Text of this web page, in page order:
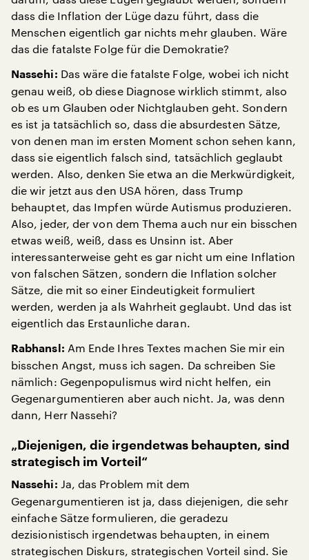
dass die Inflation der Lüge dazu führt, dass die
Menschen eigentlich gar nichts mehr glauben. Wäre
das die fatalste Folge für die Demokratie?
Nassehi: Das wäre die fatalste Folge, wobei ich nicht
genau weiß, ob diese Diagnose wirklich stimmt, also
ob es um Glauben oder Nichtglauben geht. Sondern
es ist ja tatsächlich so, dass die absurdesten Sätze,
von denen man im ersten Moment schon sehen kann,
dass sie eigentlich falsch sind, tatsächlich geglaubt
werden. Also, denken Sie etwa an die Merkwürdigkeit,
die wir jetzt aus den USA hören, dass Trump
behauptet, das Impfen würde Autismus produzieren.
Also, jeder, der von dem Thema auch nur ein bisschen
etwas weiß, weiß, dass es Unsinn ist. Aber
interessanterweise geht es gar nicht um eine Inflation
von falschen Sätzen, sondern die Inflation solcher
Sätze, die mit so einer Eindeutigkeit formuliert
werden, werden ja als Wahrheit geglaubt. Und das ist
eigentlich das Erstaunliche daran.
Rabhansl: Am Ende Ihres Textes machen Sie mir ein
bisschen Angst, muss ich sagen. Da schreiben Sie
nämlich: Gegenpopulismus wird nicht helfen, ein
Gegenargumentieren aber auch nicht. Ja, was denn
dann, Herr Nassehi?
„Diejenigen, die irgendetwas behaupten, sind
strategisch im Vorteil“
Nassehi: Ja, das Problem mit dem
Gegenargumentieren ist ja, dass diejenigen, die sehr
einfache Sätze formulieren, die geradezu
dezisionistisch irgendetwas behaupten, in einem
strategischen Diskurs, strategischen Vorteil sind. Sie